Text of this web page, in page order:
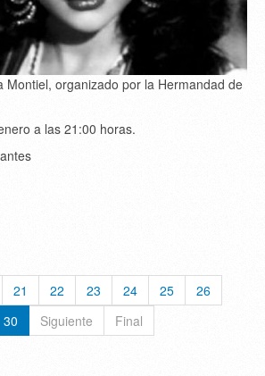
Montiel, organizado por la Hermandad de
a las 21:00 horas.
21 22 23 24 25
26
30 Siguiente Final